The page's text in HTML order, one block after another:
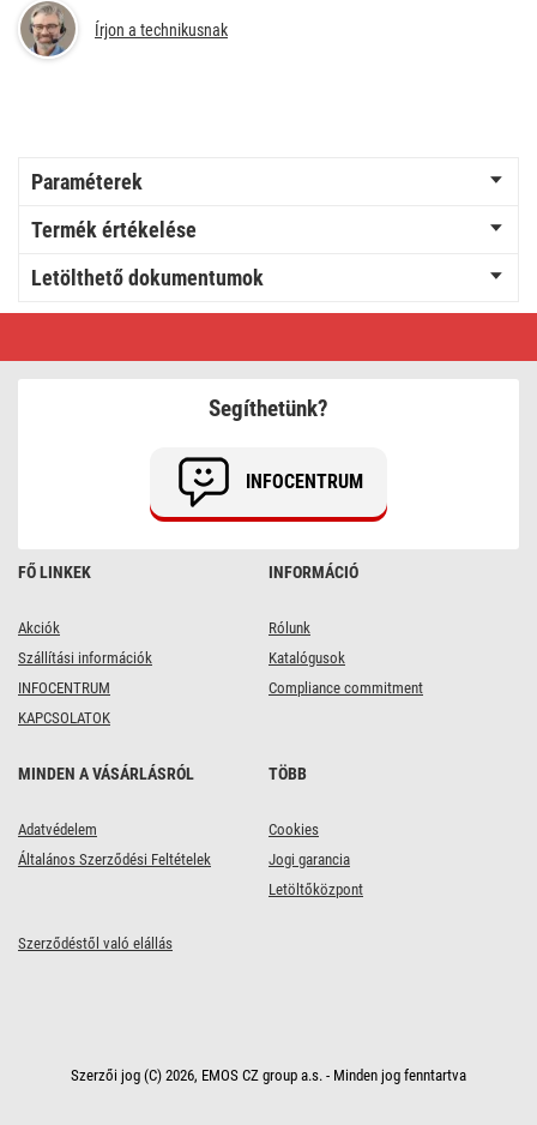
Írjon a technikusnak
Paraméterek
Termék értékelése
Letölthető dokumentumok
FŐ LINKEK
Akciók
Szállítási információk
INFOCENTRUM
KAPCSOLATOK
INFORMÁCIÓ
Rólunk
Katalógusok
Compliance commitment
MINDEN A VÁSÁRLÁSRÓL
Adatvédelem
Általános Szerződési Feltételek
TÖBB
Cookies
Jogi garancia
Letöltőközpont
Szerződéstől való elállás
Segíthetünk?
INFOCENTRUM
Szerzői jog (C) 2026, EMOS CZ group a.s. - Minden jog fenntartva